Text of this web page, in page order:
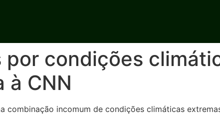
condições
à CNN
combinação incomum de condições climáticas